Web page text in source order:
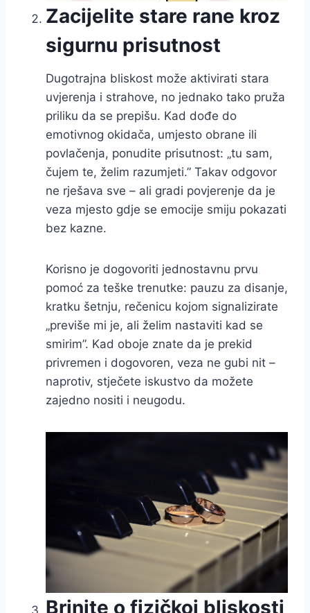
Zacijelite stare rane kroz
sigurnu prisutnost
Dugotrajna bliskost može aktivirati stara
uvjerenja i strahove, no jednako tako pruža
priliku da se prepišu. Kad dođe do
emotivnog okidača, umjesto obrane ili
povlačenja, ponudite prisutnost: „tu sam,
čujem te, želim razumjeti.” Takav odgovor
ne rješava sve – ali gradi povjerenje da je
veza mjesto gdje se emocije smiju pokazati
bez kazne.
Korisno je dogovoriti jednostavnu prvu
pomoć za teške trenutke: pauzu za disanje,
kratku šetnju, rečenicu kojom signalizirate
„previše mi je, ali želim nastaviti kad se
smirim”. Kad oboje znate da je prekid
privremen i dogovoren, veza ne gubi nit –
naprotiv, stječete iskustvo da možete
zajedno nositi i neugodu.
Brinite o fizičkoj bliskosti